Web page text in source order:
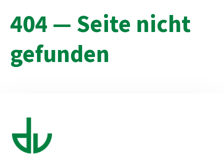
404 — Seite nicht
gefunden